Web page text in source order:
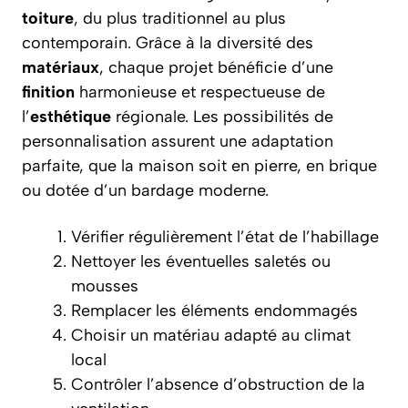
toiture, du plus traditionnel au plus
contemporain. Grâce à la diversité des
matériaux, chaque projet bénéficie d’une
finition harmonieuse et respectueuse de
l’esthétique régionale. Les possibilités de
personnalisation assurent une adaptation
parfaite, que la maison soit en pierre, en brique
ou dotée d’un bardage moderne.
Vérifier régulièrement l’état de l’habillage
Nettoyer les éventuelles saletés ou
mousses
Remplacer les éléments endommagés
Choisir un matériau adapté au climat
local
Contrôler l’absence d’obstruction de la